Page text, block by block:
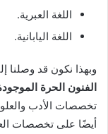
اللغة العبرية.
اللغة اليابانية.
وبهذا نكون قد وصلنا
الفنون الحرة الموجودة في 1445
تخصصات الأدب
أيضًا على تخصصات